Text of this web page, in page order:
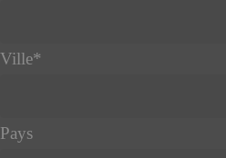
Ville*
Pays